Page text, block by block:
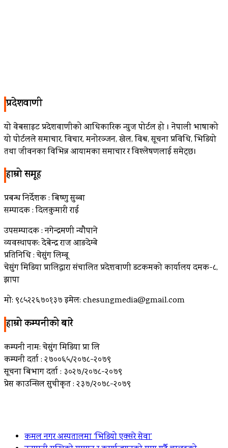
प्रदेशवाणी
यो वेबसाइट प्रदेशवाणीको आधिकारिक न्युज पोर्टल हो । नेपाली भाषाको
यो पोर्टलले समाचार, विचार, मनोरञ्जन, खेल, विश्व, सूचना प्रविधि, भिडियो
तथा जीवनका विभिन्न आयामका समाचार र विश्लेषणलाई समेट्छ।
हाम्रो समूह
प्रबन्ध निर्देशक : बिष्णु सुब्बा
सम्पादक : दिलकुमारी राई
उपसम्पादक : नगेन्द्रमणी न्यौपाने
व्यवस्थापक: देबेन्द्र राज आङदेम्बे
प्रतिनिधि : चेसुंग लिम्बू
चेसुंग मिडिया प्रालिद्वारा संचालित प्रदेशवाणी डटकमको कार्यालय दमक-८,
झापा
मो: ९८५२२६७०१३७ इमेल: chesungmedia@gmail.com
हाम्रो कम्पनीको बारे
कम्पनी नाम: चेसुंग मिडिया प्रा लि
कम्पनी दर्ता : २७००६५/२०७८-२०७९
सूचना बिभाग दर्ता : ३०२७/२०७८-२०७९
प्रेस काउन्सिल सुचीकृत : २३७/२०७८-२०७९
कमल नगर अस्पतालमा ‘भिडियो एक्सरे सेवा’